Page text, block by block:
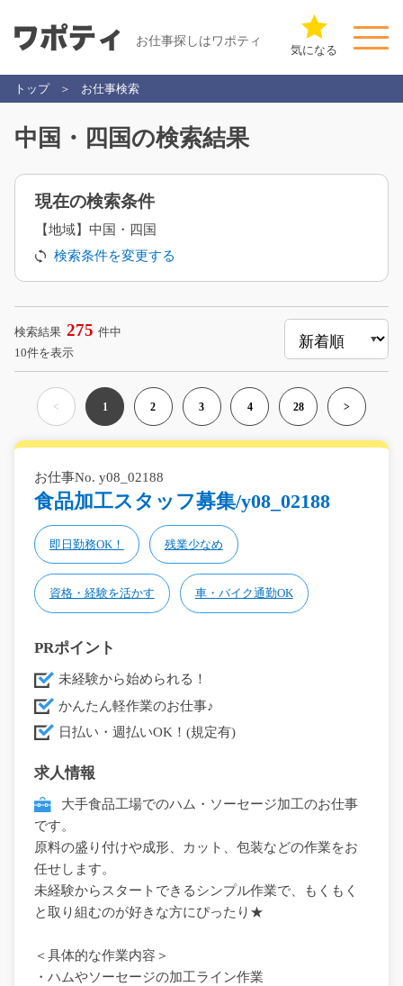
お仕事探しはワポティ
気になる
トップ お仕事検索
中国・四国の検索結果
現在の検索条件
【地域】中国・四国
検索条件を変更する
検索結果 275 件中
10件を表示
< 1 2 3 4 28 >
お仕事No. y08_02188
食品加工スタッフ募集/y08_02188
即日勤務OK！ 残業少なめ
資格・経験を活かす 車・バイク通勤OK
PRポイント
未経験から始められる！
かんたん軽作業のお仕事♪
日払い・週払いOK！(規定有)
求人情報
大手食品工場でのハム・ソーセージ加工のお仕事
です。
原料の盛り付けや成形、カット、包装などの作業をお
任せします。
未経験からスタートできるシンプル作業で、もくもく
と取り組むのが好きな方にぴったり★
＜具体的な作業内容＞
・ハムやソーセージの加工ライン作業